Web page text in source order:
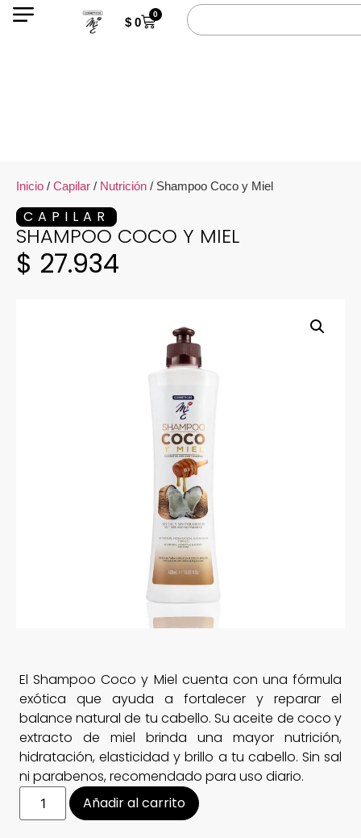
$ 0
0
Inicio / Capilar / Nutrición / Shampoo Coco y Miel
CAPILAR
SHAMPOO COCO Y MIEL
$ 27.934
El Shampoo Coco y Miel cuenta con una fórmula
exótica que ayuda a fortalecer y reparar el
balance natural de tu cabello. Su aceite de coco y
extracto de miel brinda una mayor nutrición,
hidratación, elasticidad y brillo a tu cabello. Sin sal
ni parabenos, recomendado para uso diario.
Añadir al carrito